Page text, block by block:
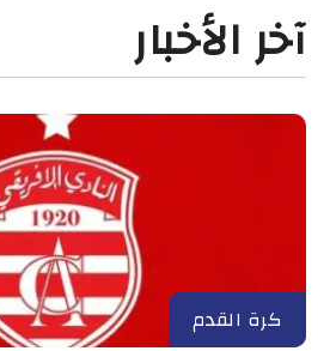
آخر الأخبار
كرة القدم